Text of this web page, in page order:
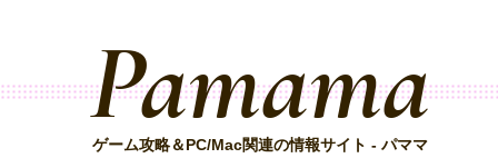
Pamama
ゲーム攻略＆PC/Mac関連の情報サイト - パママ